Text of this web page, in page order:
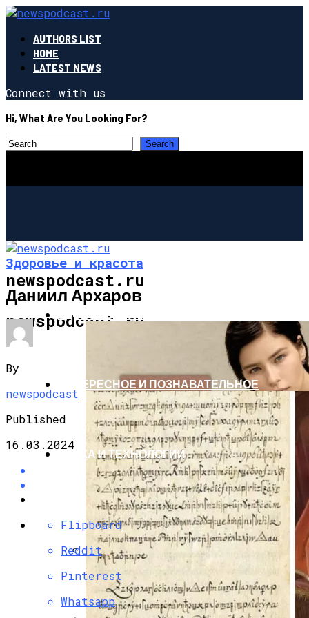
AUTHORS LIST
HOME
LATEST NEWS
Connect with us
Hi, What Are You Looking For?
newspodcast.ru
newspodcast.ru
ЗДОРОВЬЕ И КРАСОТА
Эти 6 Цветов Осени 2025 Не Только
Сделают Вас Стильной, Но И Притянут
Деньги И Удачу
ИНТЕРЕСНОЕ И ПОЗНАВАТЕЛЬНОЕ
НАУКА И ТЕХНОЛОГИИ
Здоровье и красота
Даниил Архаров
By
newspodcast
Published
16.03.2024
Flipboard
Reddit
Pinterest
Whatsapp